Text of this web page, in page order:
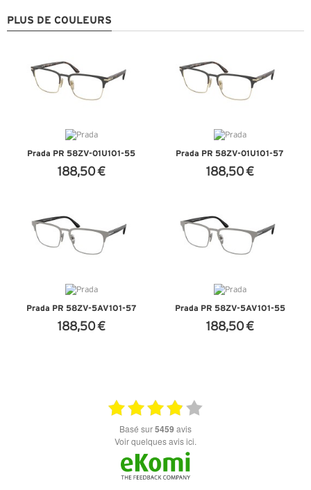
PLUS DE COULEURS
Prada PR 58ZV-01U1O1-55
188,50 €
Prada PR 58ZV-01U1O1-57
188,50 €
Prada PR 58ZV-5AV1O1-57
188,50 €
Prada PR 58ZV-5AV1O1-55
188,50 €
basé sur5459 avis
Voir quelques avis ici.